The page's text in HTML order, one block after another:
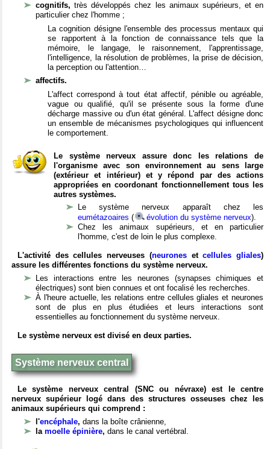
cognitifs,très développés chez les animaux supérieurs, et en
particulier chez l'homme ;
La cognition désigne l'ensemble des processus mentaux qui
se rapportent à la fonction de connaissance tels que la
mémoire, le langage, le raisonnement, l'apprentissage,
l'intelligence, la résolution de problèmes, la prise de décision,
la perception ou l'attention…
affectifs.
L'affect correspond à tout état affectif, pénible ou agréable,
vague ou qualifié, qu'il se présente sous la forme d'une
décharge massive ou d'un état général. L'affect désigne donc
un ensemble de mécanismes psychologiques qui influencent
le comportement.
Le système nerveux assure donc les relations de
l'organisme avec son environnement au sens large
(extérieur et intérieur) et y répond par des actions
appropriées en coordonant fonctionnellement tous les
autres systèmes.
Le système nerveux apparaît chez les
eumétazoaires ( évolution du système nerveux).
Chez les animaux supérieurs, et en particulier
l'homme, c'est de loin le plus complexe.
L'activité des cellules nerveuses (neuronesetcellules gliales)
assure les différentes fonctions du système nerveux.
Les interactions entre les neurones (synapses chimiques et
électriques) sont bien connues et ont focalisé les recherches.
À l'heure actuelle, les relations entre cellules gliales et neurones
sont de plus en plus étudiées et leurs interactions sont
essentielles au fonctionnement du système nerveux.
Le système nerveux est divisé en deux parties.
Système nerveux central
Le système nerveux central (SNC ou névraxe) est le centre
nerveux supérieur logé dans des structures osseuses chez les
animaux supérieurs qui comprend :
l'encéphale, dans la boîte crânienne,
la moelle épinière, dans le canal vertébral.